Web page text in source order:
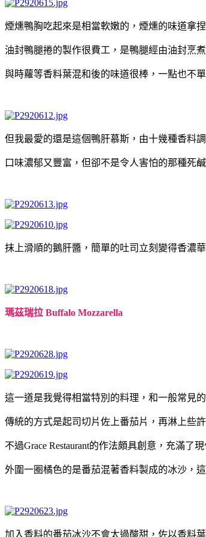
煙燻鴨胸吃起來是相當軟嫩的，煙燻的味道拿
油封鴨腿捲的製作很費工，是鴨腿經由油封烹
與時蘿等香料葉混和後的味道很棒，一點也不
但我最愛的還是這個鴨肝慕斯，由十幾種香料
口味濃郁又豐富，但卻不是令人害怕的那種死
抹上滑順的鵝肝醬，簡單的吐司立刻變得香濃
瑪茲瑞拉 Buffalo Mozzarella
這一道是我覺得相當特別的料理，和一般常見
傳統的方式是起司切片佐上番茄片，再淋上些許
不過Grace Restaurant的作法頗具創意，充滿了現
外圍一圈橘色的是番茄混著香料製成的冰沙，這
加入香料的番茄冰沙不會太過酸甜，佐以香料